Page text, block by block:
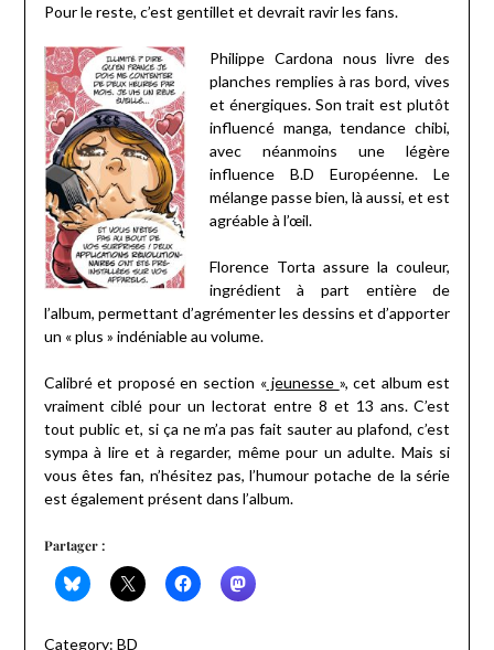
Pour le reste, c’est gentillet et devrait ravir les fans.
Philippe Cardona nous livre des
planches remplies à ras bord, vives
et énergiques. Son trait est plutôt
influencé manga, tendance chibi,
avec néanmoins une légère
influence B.D Européenne. Le
mélange passe bien, là aussi, et est
agréable à l’œil.
Florence Torta assure la couleur,
ingrédient à part entière de
l’album, permettant d’agrémenter les dessins et d’apporter
un « plus » indéniable au volume.
Calibré et proposé en section «jeunesse », cet album est
vraiment ciblé pour un lectorat entre 8 et 13 ans. C’est
tout public et, si ça ne m’a pas fait sauter au plafond, c’est
sympa à lire et à regarder, même pour un adulte. Mais si
vous êtes fan, n’hésitez pas, l’humour potache de la série
est également présent dans l’album.
Partager :
Category: BD